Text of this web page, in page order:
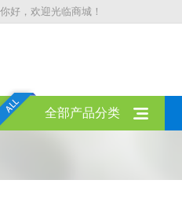
你好，欢迎光临商城！
全部产品分类